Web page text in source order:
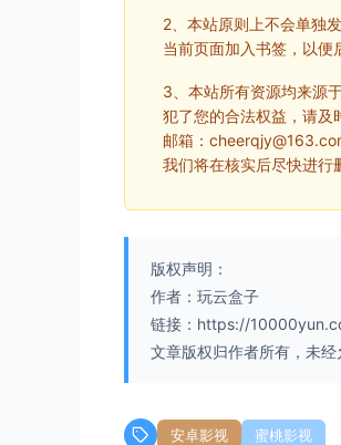
2、本站原则上不会单独
当前页面加入书签，以便
3、本站所有资源均来源
犯了您的合法权益，请及
邮箱：
我们将在核实后尽快进行
版权声明：
作者：玩云盒子
链接：https://
文章版权归作者所有，未经
安卓影视 蜜桃影视